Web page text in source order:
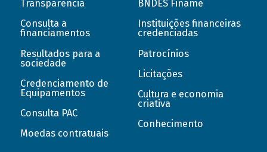
Transparência
Consulta a
financiamentos
Resultados para a
sociedade
Credenciamento de
Equipamentos
Consulta PAC
Moedas contratuais
BNDES Finame
Instituições financeiras
credenciadas
Patrocínios
Licitações
Cultura e economia
criativa
Conhecimento